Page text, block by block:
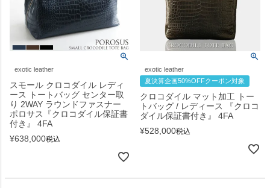
exotic leather
スモール クロコダイル レディ
ース トートバッグ センター取
り 2WAY ラウンドファスナー
ポロサス『クロコダイル保証書
付き』 4FA
¥638,000税込
exotic leather
夏決算企画50%OFFクーポン対象
クロコダイル マット加工 トー
トバッグ / レディース 『クロコ
ダイル保証書付き』 4FA
¥528,000税込